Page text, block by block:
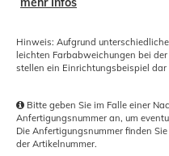
Hinweis: Aufgrund
leichten Farbabweichungen bei
stellen ein Einrichtungsbeispiel
Bitte geben Sie im Falle einer
Anfertigungsnummer an, um
Die Anfertigungsnummer finden
der Artikelnummer.